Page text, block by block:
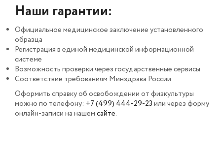
Наши гарантии:
Официальное медицинское заключение установленного
образца
Регистрация в единой медицинской информационной
системе
Возможность проверки через государственные сервисы
Соответствие требованиям Минздрава России
Оформить справку об освобождении от физкультуры
можно по телефону: +7 (499) 444-29-23или через форму
онлайн-записи на нашемсайте.